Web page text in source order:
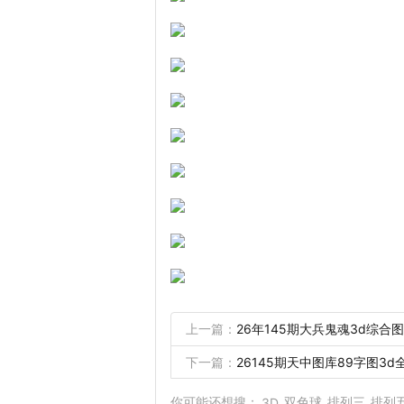
上一篇： 26年145期大兵鬼魂3d综合图
下一篇： 26145期天中图库89字图3d